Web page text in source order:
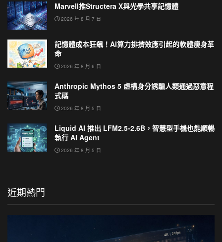
Marvell推Structera X與光學共享記憶體
2026 年 8 月 7 日
記憶體成本狂飆！AI算力排擠效應引起的軟體瘦身革
命
2026 年 8 月 6 日
Anthropic Mythos 5 虛構身分誘騙人類通過惡意程
式碼
2026 年 8 月 5 日
Liquid AI 推出 LFM2.5-2.6B，智慧型手機也能順暢
執行 AI Agent
2026 年 8 月 5 日
近期熱門